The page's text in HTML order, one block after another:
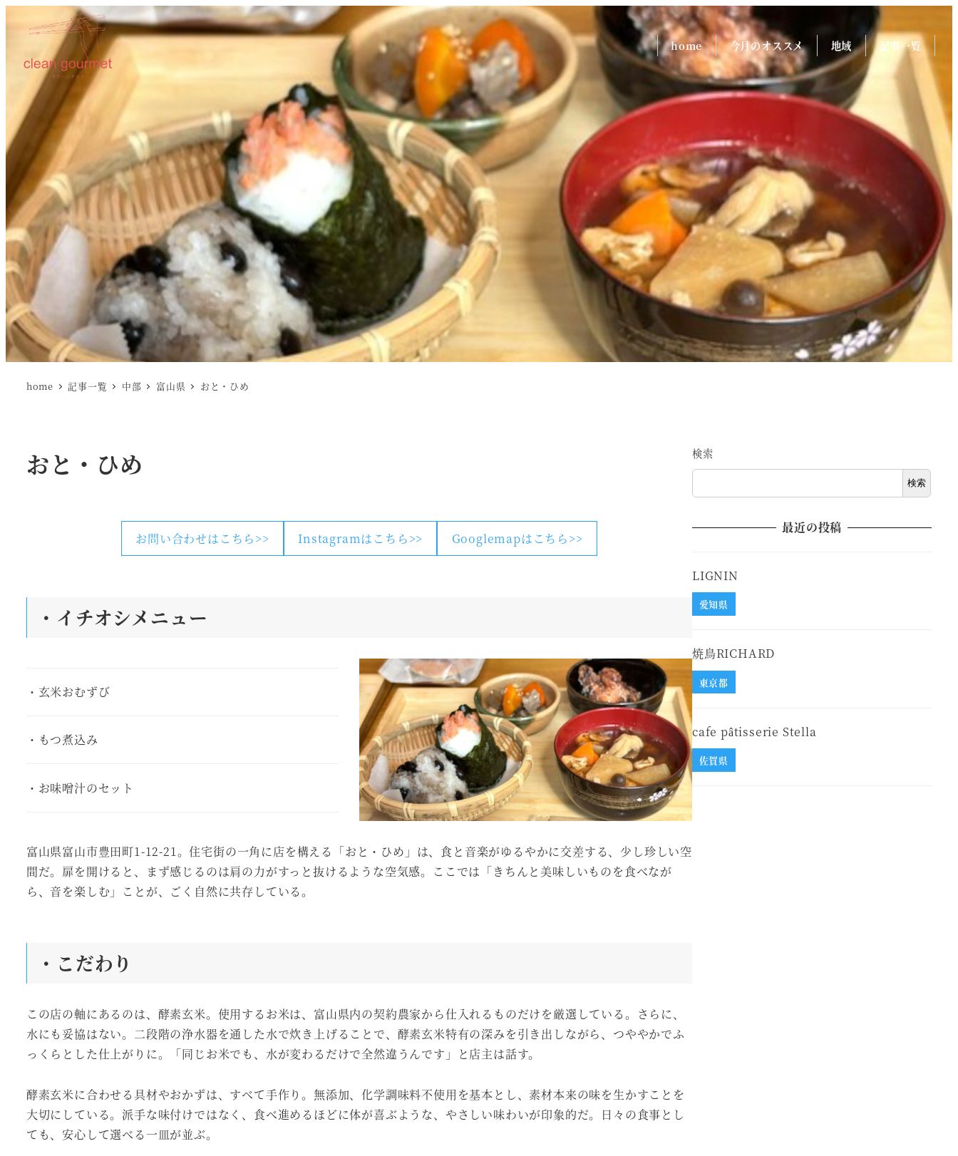
home 今月のオススメ 地域 記事一覧
home 記事一覧 中部 富山県 おと・ひめ
おと・ひめ
お問い合わせはこちら>> Instagramはこちら>> Googlemapはこちら>>
・ イチオシメニュー
・玄米おむずび
・もつ煮込み
・お味噌汁のセット
富山県富山市豊田町1-12-21。住宅街の一角に店を構える「おと・ひめ」は、食と音楽がゆるやかに交差する、少し珍しい空
間だ。扉を開けると、まず感じるのは肩の力がすっと抜けるような空気感。ここでは「きちんと美味しいものを食べなが
ら、音を楽しむ」ことが、ごく自然に共存している。
・こだわり
この店の軸にあるのは、酵素玄米。使用するお米は、富山県内の契約農家から仕入れるものだけを厳選している。さらに、
水にも妥協はない。二段階の浄水器を通した水で炊き上げることで、酵素玄米特有の深みを引き出しながら、つややかでふ
っくらとした仕上がりに。「同じお米でも、水が変わるだけで全然違うんです」と店主は話す。
酵素玄米に合わせる具材やおかずは、すべて手作り。無添加、化学調味料不使用を基本とし、素材本来の味を生かすことを
大切にしている。派手な味付けではなく、食べ進めるほどに体が喜ぶような、やさしい味わいが印象的だ。日々の食事とし
ても、安心して選べる一皿が並ぶ。
検索
検索
最近の投稿
LIGNIN
愛知県
焼鳥RICHARD
東京都
cafe pâtisserie Stella
佐賀県